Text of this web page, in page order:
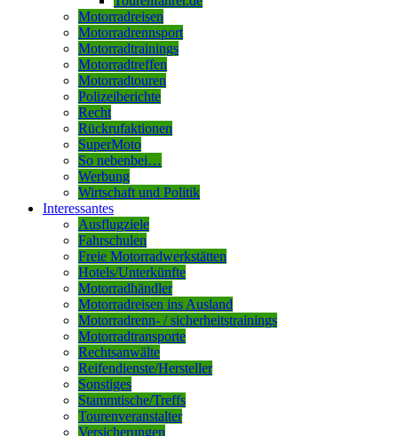
Motorradreisen
Motorradrennsport
Motorradtrainings
Motorradtreffen
Motorradtouren
Polizeiberichte
Recht
Rückrufaktionen
SuperMoto
So nebenbei…
Werbung
Wirtschaft und Politik
Interessantes
Ausflugziele
Fahrschulen
Freie Motorradwerkstätten
Hotels/Unterkünfte
Motorradhändler
Motorradreisen ins Ausland
Motorradrenn- / sicherheitstrainings
Motorradtransporte
Rechtsanwälte
Reifendienste/Hersteller
Sonstiges
Stammtische/Treffs
Tourenveranstalter
Versicherungen